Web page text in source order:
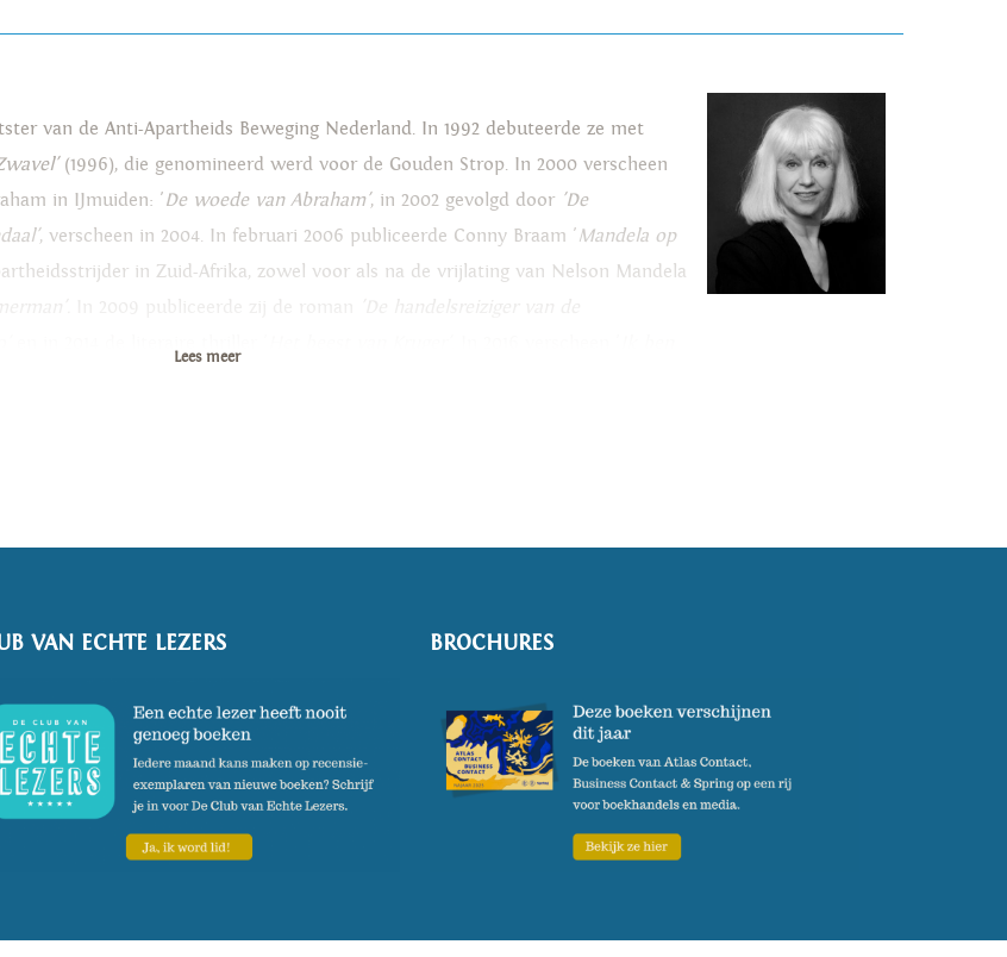
Boerhaave en een voormalige bendeleider
geopend wordt, zal Abraham op zijn laatste
worden. De woede van Abraham is een
roman over liefde, uitbuiting en verzet tegen de
van een vergeten zwarte episode in de
geschiedenis.
van de Anti-Apartheids Beweging Nederland. In 1992 debuteerde ze met
(1996), die genomineerd werd voor de Gouden Strop. In 2000 verscheen
in IJmuiden: 'De woede van Abraham', in 2002 gevolgd door 'De
, verscheen in 2004. In februari 2006 publiceerde Conny Braam 'Mandela op
in Zuid-Afrika, zowel voor als na de vrijlating van Nelson Mandela
in de twintigste eeuw. Hendrik Witbooi was een vrijheidsstrijder die
Lees meer
VAN ECHTE LEZERS BROCHURES